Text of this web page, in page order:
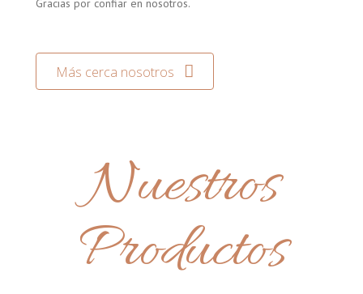
Más cerca nosotros
Nuestros
Productos